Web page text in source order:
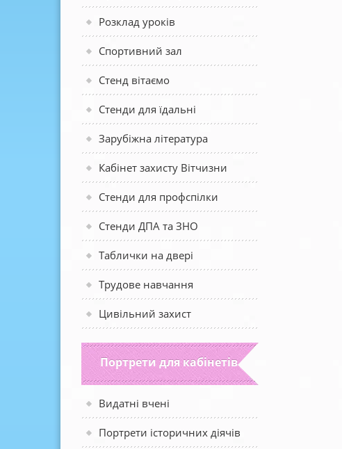
Розклад уроків
Спортивний зал
Стенд вітаємо
Стенди для їдальні
Зарубіжна література
Кабінет захисту Вітчизни
Стенди для профспілки
Стенди ДПА та ЗНО
Таблички на двері
Трудове навчання
Цивільний захист
Портрети для кабінетів
Видатні вчені
Портрети історичних діячів